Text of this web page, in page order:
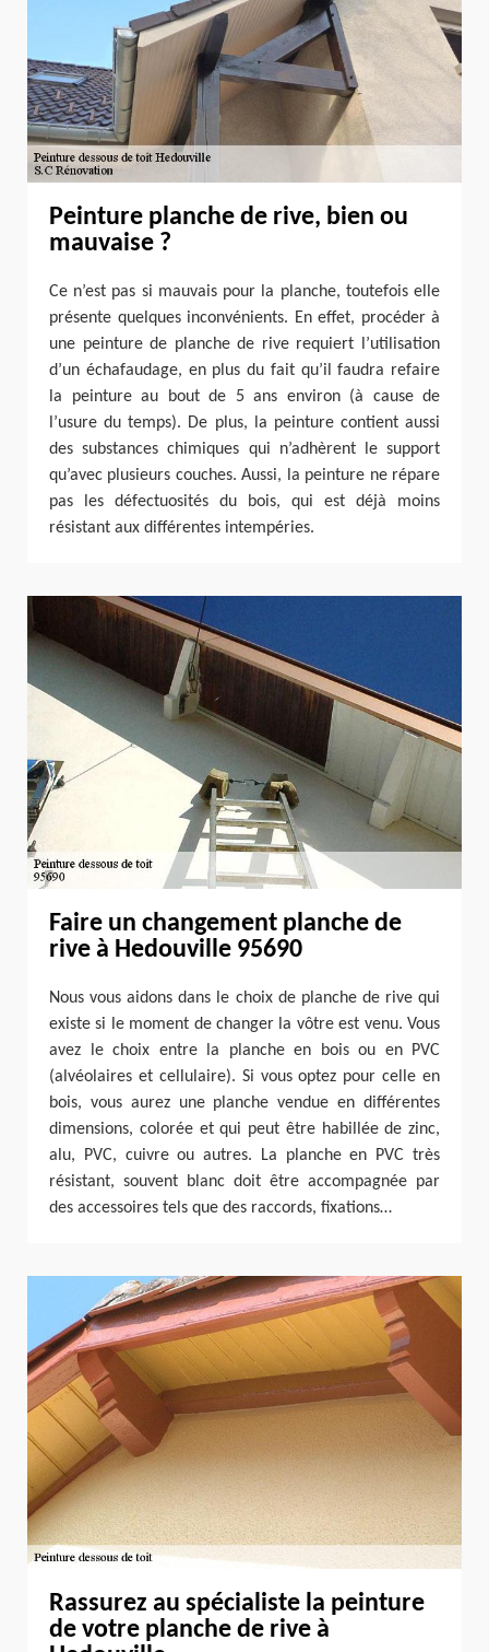
Peinture planche de rive, bien ou
mauvaise ?
Ce n’est pas si mauvais pour la planche, toutefois elle
présente quelques inconvénients. En effet, procéder à
une peinture de planche de rive requiert l’utilisation
d’un échafaudage, en plus du fait qu’il faudra refaire
la peinture au bout de 5 ans environ (à cause de
l’usure du temps). De plus, la peinture contient aussi
des substances chimiques qui n’adhèrent le support
qu’avec plusieurs couches. Aussi, la peinture ne répare
pas les défectuosités du bois, qui est déjà moins
résistant aux différentes intempéries.
Faire un changement planche de
rive à Hedouville 95690
Nous vous aidons dans le choix de planche de rive qui
existe si le moment de changer la vôtre est venu. Vous
avez le choix entre la planche en bois ou en PVC
(alvéolaires et cellulaire). Si vous optez pour celle en
bois, vous aurez une planche vendue en différentes
dimensions, colorée et qui peut être habillée de zinc,
alu, PVC, cuivre ou autres. La planche en PVC très
résistant, souvent blanc doit être accompagnée par
des accessoires tels que des raccords, fixations…
Rassurez au spécialiste la peinture
de votre planche de rive à